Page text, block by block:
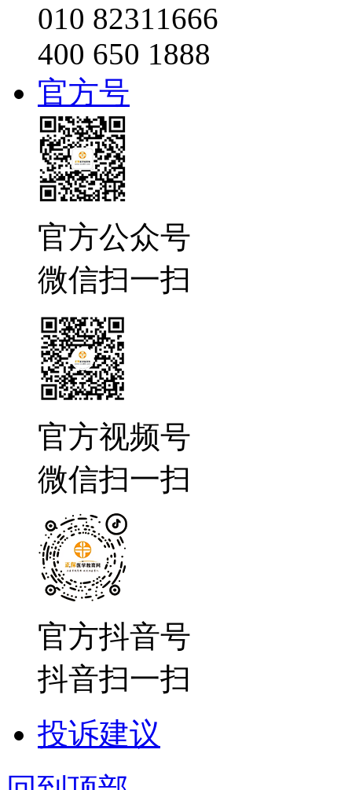
010 82311666
400 650 1888
官方号
官方公众号
微信扫一扫
官方视频号
微信扫一扫
官方抖音号
抖音扫一扫
投诉建议